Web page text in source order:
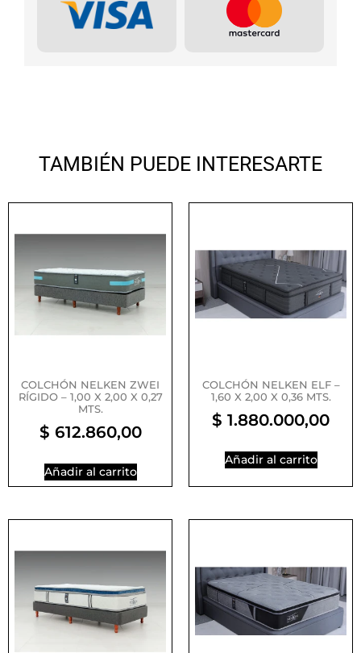
TAMBIÉN PUEDE INTERESARTE
COLCHÓN NELKEN ZWEI
RÍGIDO – 1,00 X 2,00 X 0,27
MTS.
$ 612.860,00
Añadir al carrito
COLCHÓN NELKEN ELF –
1,60 X 2,00 X 0,36 MTS.
$ 1.880.000,00
Añadir al carrito